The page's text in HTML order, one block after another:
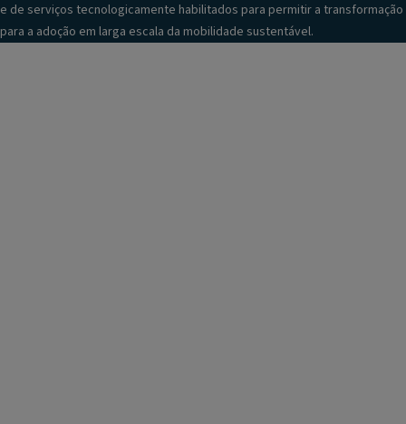
e de serviços tecnologicamente habilitados para permitir a transformação
para a adoção em larga escala da mobilidade sustentável.